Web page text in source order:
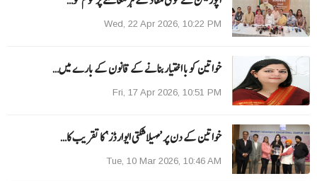
Wed, 22 Apr 2026, 10:22 PM
خواتین کو با اختیار بنانے کے قانون کے بارے میں…
Fri, 17 Apr 2026, 10:51 PM
خواتین کے دن پر ’مہیلا شکتی ایوارڈز‘ کا تقریب کا…
Tue, 10 Mar 2026, 10:46 AM